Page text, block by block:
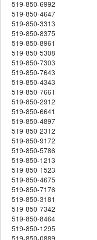
519-850-6992
519-850-4647
519-850-3313
519-850-8375
519-850-8961
519-850-5308
519-850-7303
519-850-7643
519-850-4343
519-850-7661
519-850-2912
519-850-6641
519-850-4897
519-850-2312
519-850-9172
519-850-5786
519-850-1213
519-850-1523
519-850-4675
519-850-7176
519-850-3181
519-850-7342
519-850-8464
519-850-1295
519-850-0889